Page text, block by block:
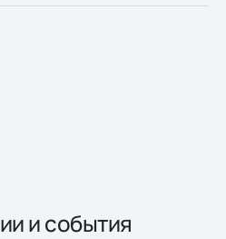
и события